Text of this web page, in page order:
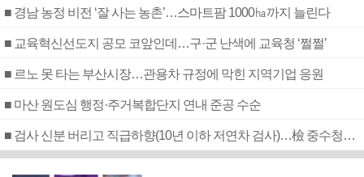
■ 경남 농정 비전 ‘잘 사는 농촌’…스마트팜 1000㏊까지 늘린다
■ 교육혁신선도지 공모 코앞인데…구·군 난색에 교육청 ‘쩔쩔’
■ 르노 못 타는 부산시장…관용차 규정에 막힌 지역기업 응원
■ 마산 원도심 행정·주거복합단지 연내 준공 수순
■ 검사 신분 버리고 직급하향(10년 이하 저연차 검사)…檢 중수청행 기피